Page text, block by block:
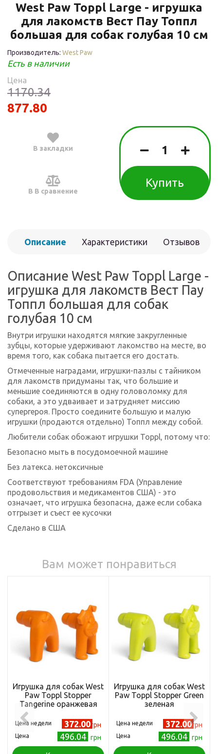
West Paw Toppl Large - игрушка
для лакомств Вест Пау Топпл
большая для собак голубая 10 см
Производитель: West Paw
Есть в наличии
Цена
1170.34
877.80
В закладки
В В сравнение
Купить
Описание Характеристики Отзывов
Описание West Paw Toppl Large -
игрушка для лакомств Вест Пау
Топпл большая для собак
голубая 10 см
Внутри игрушки находятся мягкие закругленные
зубцы, которые удерживают лакомство на месте, во
время того, как собака пытается его достать.
Отмеченные наградами, игрушки-пазлы с тайником
для лакомств придуманы так, что большие и
меньшие соединяются в одну головоломку для
собаки, а это удваивает и затрудняет миссию
супергероя. Просто соедините большую и малую
игрушки (продаются отдельно) Топпл между собой.
Любители собак обожают игрушки Toppl, потому что:
Безопасно мыть в посудомоечной машине
Без латекса. нетоксичные
Соответствуют требованиям FDA (Управление
продовольствия и медикаментов США) - это
означает, что игрушка безопасна, даже если собака
отгрызет и съест ее кусочки
Сделано в США
Вам может понравиться
Игрушка для собак West
Paw Toppl Stopper
Tangerine оранжевая
Цена недели 372.00 грн
Цена 496.04 грн
Игрушка для собак West
Paw Toppl Stopper Green
зеленая
Цена недели 372.00грн
Цена 496.04 грн